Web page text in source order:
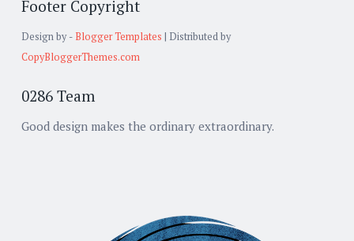
Footer Copyright
Design by - Blogger Templates | Distributed by
CopyBloggerThemes.com
0286 Team
Good design makes the ordinary extraordinary.